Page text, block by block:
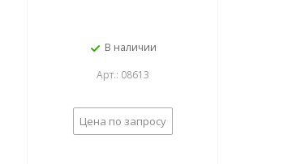
В наличии
Арт.: 08613
Цена по запросу